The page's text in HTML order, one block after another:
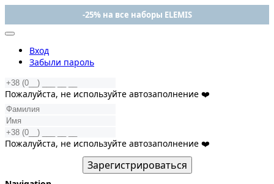
-25% на все наборы ELEMIS
Вход
Забыли пароль
Пожалуйста, не используйте автозаполнение ❤️
Пожалуйста, не используйте автозаполнение ❤️
Зарегистрироваться